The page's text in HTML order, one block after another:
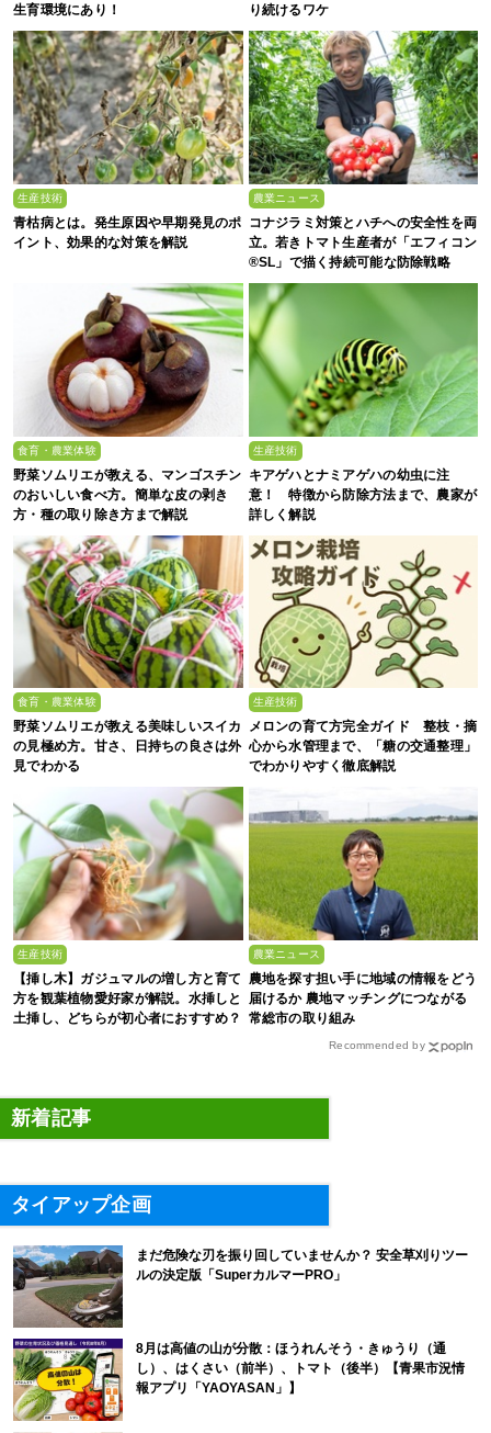
生育環境にあり！ り続けるワケ
生産技術
青枯病とは。発生原因や早期発見のポ
イント、効果的な対策を解説
農業ニュース
コナジラミ対策とハチへの安全性を両
立。若きトマト生産者が「エフィコン
®SL」で描く持続可能な防除戦略
食育・農業体験
野菜ソムリエが教える、マンゴスチン
のおいしい食べ方。簡単な皮の剥き
方・種の取り除き方まで解説
生産技術
キアゲハとナミアゲハの幼虫に注
意！ 特徴から防除方法まで、農家が
詳しく解説
食育・農業体験
野菜ソムリエが教える美味しいスイカ
の見極め方。甘さ、日持ちの良さは外
見でわかる
生産技術
メロンの育て方完全ガイド 整枝・摘
心から水管理まで、「糖の交通整理」
でわかりやすく徹底解説
生産技術
【挿し木】ガジュマルの増し方と育て
方を観葉植物愛好家が解説。水挿しと
土挿し、どちらが初心者におすすめ？
農業ニュース
農地を探す担い手に地域の情報をどう
届けるか 農地マッチングにつながる
常総市の取り組み
Recommended by
新着記事
タイアップ企画
まだ危険な刃を振り回していませんか？ 安全草刈りツー
ルの決定版「SuperカルマーPRO」
8月は高値の山が分散：ほうれんそう・きゅうり（通
し）、はくさい（前半）、トマト（後半）【青果市況情
報アプリ「YAOYASAN」】